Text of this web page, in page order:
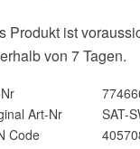
Produkt ist
von 7 Tagen.
Art-Nr
SAT-
Code